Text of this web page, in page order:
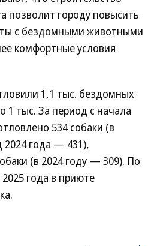
позволит городу повысить
с бездомными животными
комфортные условия
1,1 тыс. бездомных
1 тыс. За период с начала
534 собаки (в
2024 года — 431),
(в 2024 году — 309). По
года в приюте